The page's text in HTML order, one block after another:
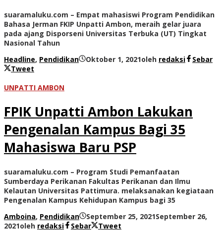
suaramaluku.com – Empat mahasiswi Program Pendidikan
Bahasa Jerman FKIP Unpatti Ambon, meraih gelar juara
pada ajang Disporseni Universitas Terbuka (UT) Tingkat
Nasional Tahun
Headline, Pendidikan Oktober 1, 2021oleh redaksi
Sebar
Tweet
UNPATTI AMBON
FPIK Unpatti Ambon Lakukan
Pengenalan Kampus Bagi 35
Mahasiswa Baru PSP
suaramaluku.com – Program Studi Pemanfaatan
Sumberdaya Perikanan Fakultas Perikanan dan Ilmu
Kelautan Universitas Pattimura. melaksanakan kegiataan
Pengenalan Kampus Kehidupan Kampus bagi 35
Amboina, Pendidikan September 25, 2021September 26,
2021oleh redaksi Sebar
Tweet